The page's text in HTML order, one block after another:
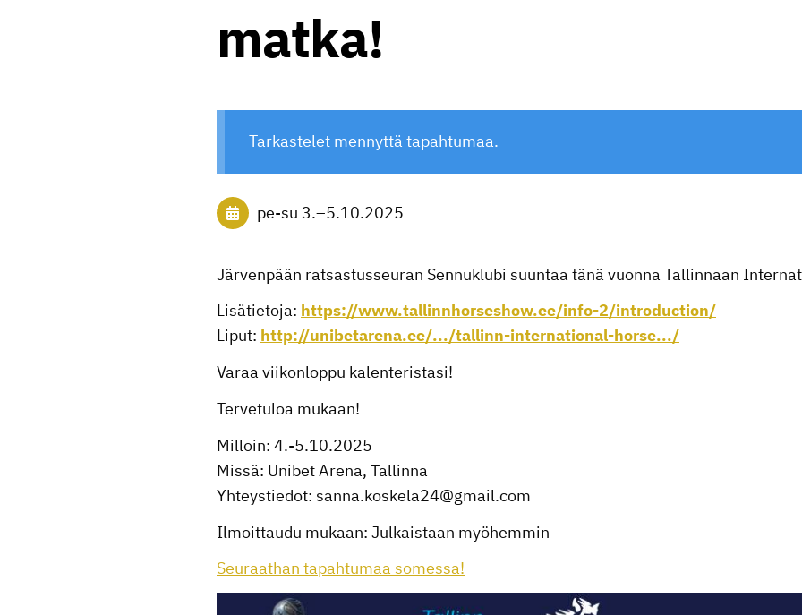
matka!
Tarkastelet mennyttä tapahtumaa.
pe-su 3.–5.10.2025
Järvenpään ratsastusseuran Sennuklubi suuntaa tänä vuonna Tallinnaan
Lisätietoja: https://www.tallinnhorseshow.ee/info-2/introduction/
Liput: http://unibetarena.ee/.../tallinn-international-horse.../
Varaa viikonloppu kalenteristasi!
Tervetuloa mukaan!
Milloin: 4.-5.10.2025
Missä: Unibet Arena, Tallinna
Yhteystiedot: sanna.koskela24@gmail.com
Ilmoittaudu mukaan: Julkaistaan myöhemmin
Seuraathan tapahtumaa somessa!